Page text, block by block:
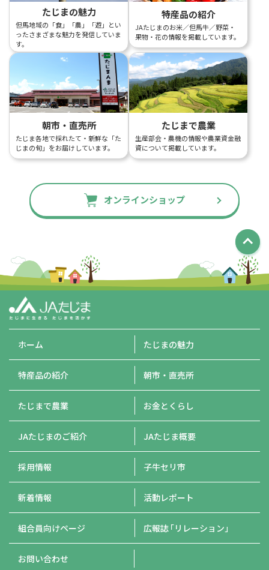
たじまの魅力
但馬地域の「食」「農」「遊」とい
ったさまざまな魅力を発信していま
す。
特産品の紹介
JAたじまのお米／但馬牛／野菜・
果物・花の情報を掲載しています。
朝市・直売所
たじま各地で採れたて・新鮮な「た
じまの旬」をお届けしています。
たじまで農業
生産部会・農機の情報や農業資金融
資について掲載しています。
オンラインショップ
ホーム たじまの魅力
特産品の紹介 朝市・直売所
たじまで農業 お金とくらし
JAたじまのご紹介 JAたじま概要
採用情報 子牛セリ市
新着情報 活動レポート
組合員向けページ 広報誌「リレーション」
お問い合わせ